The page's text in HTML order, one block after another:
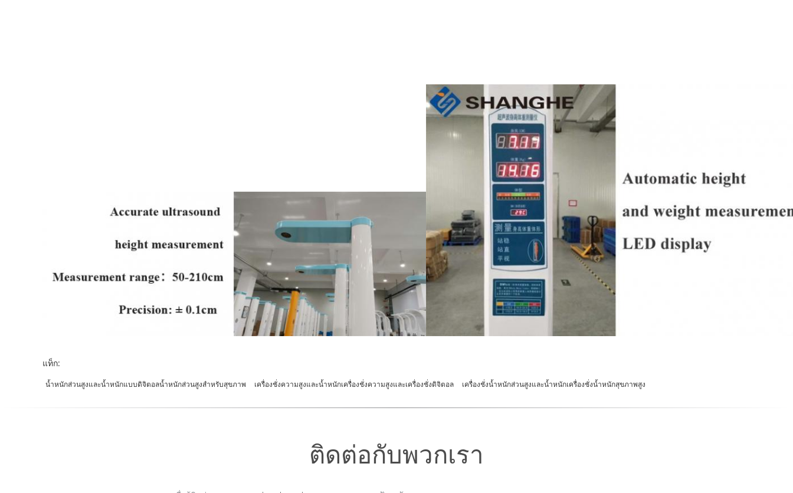
แท็ก:
น้ำหนักส่วนสูงและน้ำหนักแบบดิจิตอลน้ำหนักส่วนสูงสำหรับสุขภาพ เครื่องชั่งความสูงและน้ำหนักเครื่องชั่งความสูงและเครื่องชั่งดิจิตอล เครื่องชั่งน้ำหนักส่วนสูงและน้ำหนักเครื่องชั่งน้ำหนักสุขภาพสูง
ติดต่อกับพวกเรา